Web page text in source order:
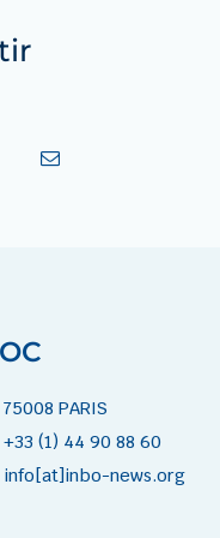
75008 PARIS
+33 (1) 44 90 88 60
info[at]inbo-news.org